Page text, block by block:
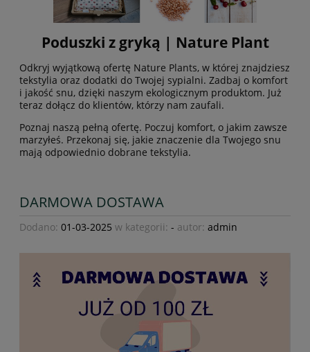
Poduszki z gryką | Nature Plant
Odkryj wyjątkową ofertę Nature Plants, w której znajdziesz
tekstylia oraz dodatki do Twojej sypialni. Zadbaj o komfort
i jakość snu, dzięki naszym ekologicznym produktom. Już
teraz dołącz do klientów, którzy nam zaufali.
Poznaj naszą pełną ofertę. Poczuj komfort, o jakim zawsze
marzyłeś. Przekonaj się, jakie znaczenie dla Twojego snu
mają odpowiednio dobrane tekstylia.
DARMOWA DOSTAWA
Dodano: 01-03-2025 w kategorii: - autor: admin